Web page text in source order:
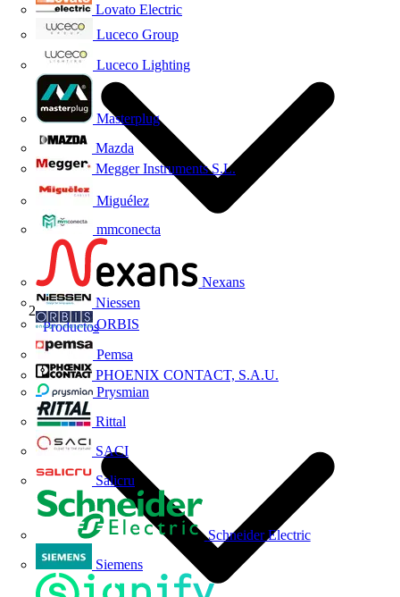
Lovato Electric
Luceco Group
Luceco Lighting
Masterplug
Mazda
Megger Instruments S.L.
Miguélez
mmconecta
Nexans
Niessen
ORBIS
Pemsa
PHOENIX CONTACT, S.A.U.
Prysmian
Rittal
SACI
Salicru
Schneider Electric
Siemens
Productos